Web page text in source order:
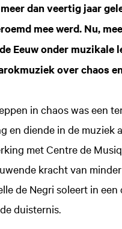
dan veertig jaar
mee werd. Nu,
Eeuw onder muzikale
over chaos
in chaos was een
en diende in de muziek
met Centre de
kracht van
de Negri soleert in
duisternis.